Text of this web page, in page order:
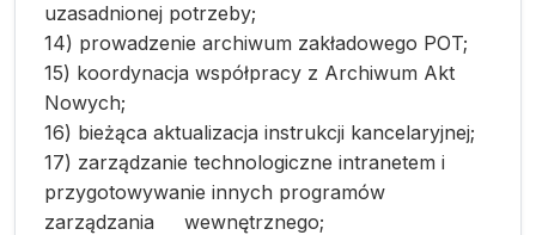
uzasadnionej potrzeby;
14) prowadzenie archiwum zakładowego POT;
15) koordynacja współpracy z Archiwum Akt
Nowych;
16) bieżąca aktualizacja instrukcji kancelaryjnej;
17) zarządzanie technologiczne intranetem i
przygotowywanie innych programów
zarządzania wewnętrznego;